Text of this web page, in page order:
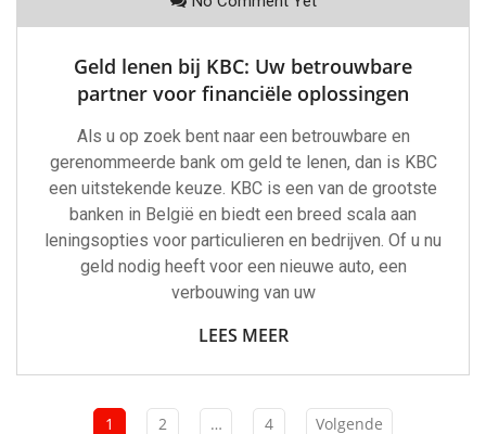
Geld lenen bij KBC: Uw betrouwbare
partner voor financiële oplossingen
Als u op zoek bent naar een betrouwbare en
gerenommeerde bank om geld te lenen, dan is KBC
een uitstekende keuze. KBC is een van de grootste
banken in België en biedt een breed scala aan
leningsopties voor particulieren en bedrijven. Of u nu
geld nodig heeft voor een nieuwe auto, een
verbouwing van uw
LEES MEER
1 2 … 4 Volgende